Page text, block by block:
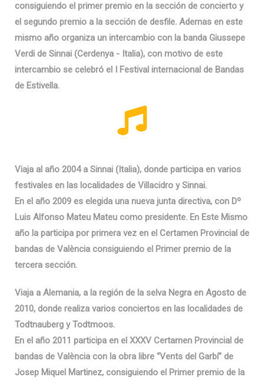
consiguiendo el primer premio en la sección de concierto y
el segundo premio a la sección de desfile. Ademas en este
mismo año organiza un intercambio con la banda Giussepe
Verdi de Sinnai (Cerdenya - Italia), con motivo de este
intercambio se celebró el I Festival internacional de Bandas
de Estivella.
Viaja al año 2004 a Sinnai (Italia), donde participa en varios
festivales en las localidades de Villacidro y Sinnai.
En el año 2009 es elegida una nueva junta directiva, con Dº
Luis Alfonso Mateu Mateu como presidente. En Este Mismo
año la participa por primera vez en el Certamen Provincial de
bandas de València consiguiendo el Primer premio de la
tercera sección.
Viaja a Alemania, a la región de la selva Negra en Agosto de
2010, donde realiza varios conciertos en las localidades de
Todtnauberg y Todtmoos.
En el año 2011 participa en el XXXV Certamen Provincial de
bandas de València con la obra libre “Vents del Garbí” de
Josep Miquel Martinez, consiguiendo el Primer premio de la